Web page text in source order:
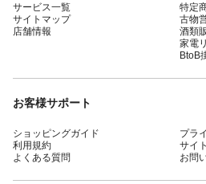
サービス一覧
サイトマップ
店舗情報
特定
古物
酒類
家電
BtoB
お客様サポート
ショッピングガイド
利用規約
よくある質問
プラ
サイ
お問